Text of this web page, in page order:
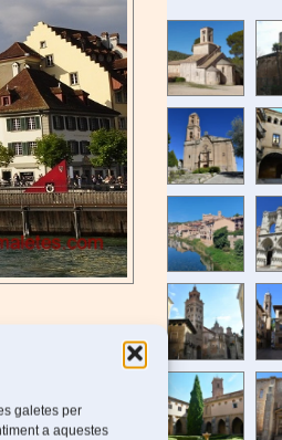
galetes per
a aquestes
Romà.